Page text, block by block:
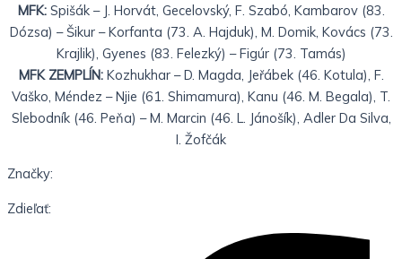
MFK:Spišák – J. Horvát, Gecelovský, F. Szabó, Kambarov (83.
Dózsa) – Šikur – Korfanta (73. A. Hajduk), M. Domik, Kovács (73.
Krajlik), Gyenes (83. Felezký) – Figúr (73. Tamás)
MFK ZEMPLÍN:Kozhukhar – D. Magda, Jeřábek (46. Kotula), F.
Vaško, Méndez – Njie (61. Shimamura), Kanu (46. M. Begala), T.
Slebodník (46. Peňa) – M. Marcin (46. L. Jánošík), Adler Da Silva,
I. Žofčák
Značky:
Zdieľať: